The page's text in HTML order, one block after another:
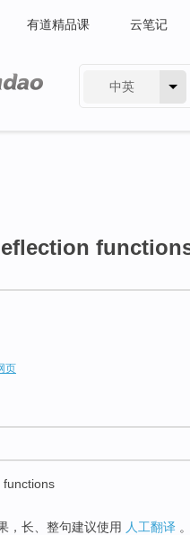
有道精品课 云笔记
中英
页
functions
，长、整句建议使用 人工翻译